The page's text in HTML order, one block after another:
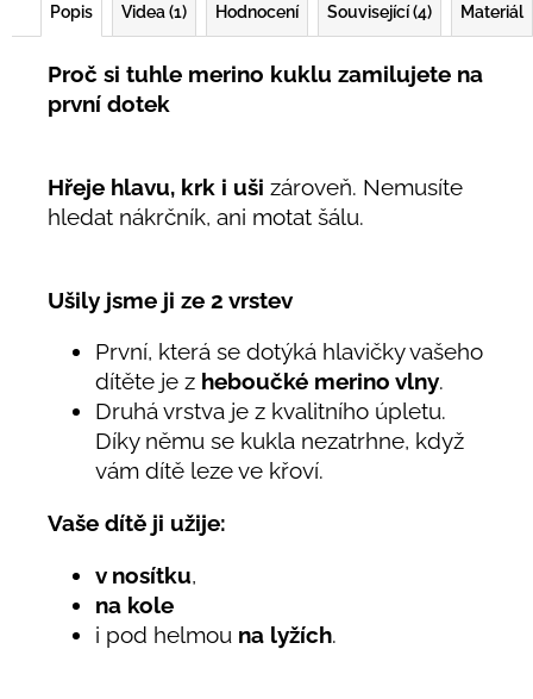
Popis Videa (1) Hodnocení Související (4) Materiál
Proč si tuhle merino kuklu zamilujete na
první dotek
Hřeje hlavu, krk i uši zároveň. Nemusíte
hledat nákrčník, ani motat šálu.
Ušily jsme ji ze 2 vrstev
První, která se dotýká hlavičky vašeho
dítěte je z heboučké merino vlny.
Druhá vrstva je z kvalitního úpletu.
Díky němu se kukla nezatrhne, když
vám dítě leze ve křoví.
Vaše dítě ji užije:
v nosítku,
na kole
i pod helmou na lyžích.